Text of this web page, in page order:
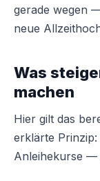
gerade wegen
neue
Was
machen
Hier gilt das
erklärte Prinzip:
Anleihekurse —